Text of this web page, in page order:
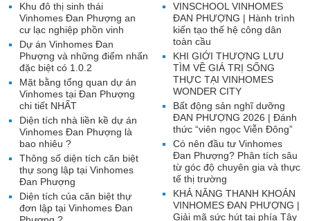
VINSCHOOL VINHOMES
ĐAN PHƯỢNG | Hành trình
kiến tạo thế hệ công dân
toàn cầu
KHI GIỚI THƯỢNG LƯU
TÌM VỀ GIÁ TRỊ SỐNG
THỰC TẠI VINHOMES
WONDER CITY
Bất động sản nghĩ dưỡng
ĐAN PHƯỢNG 2026 | Đánh
thức “viên ngọc Viễn Đông”
Có nên đầu tư Vinhomes
Đan Phượng? Phân tích sâu
từ góc độ chuyên gia và thực
tế thị trường
KHẢ NĂNG THANH KHOẢN
VINHOMES ĐAN PHƯỢNG |
Giải mã sức hút tại phía Tây
Khu đô thị sinh thái
Vinhomes Đan Phượng an
cư lạc nghiệp phồn vinh
Dự án Vinhomes Đan
Phượng và những điểm nhấn
đặc biệt có 1.0.2
Mặt bằng tổng quan dự án
Vinhomes tại Đan Phượng
chi tiết NHẤT
Diện tích nhà liền kề dự án
Vinhomes Đan Phượng là
bao nhiêu ?
Thông số diện tích căn biệt
thự song lập tại Vinhomes
Đan Phượng
Diện tích của căn biệt thự
đơn lập tại Vinhomes Đan